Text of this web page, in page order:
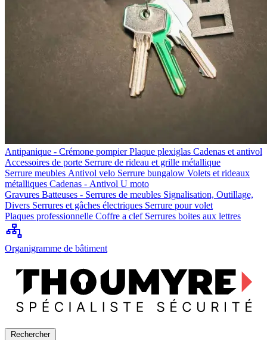
Antipanique - Crémone pompierPlaque plexiglas Cadenas et antivol
Accessoires de porte Serrure de rideau et grille métallique
Serrure meubles Antivol velo Serrure bungalow Volets et rideaux
métalliques Cadenas - Antivol U moto
Gravures Batteuses - Serrures de meubles Signalisation, Outillage,
Divers Serrures et gâches électriques Serrure pour volet
Plaques professionnelle Coffre a clef Serrures boites aux lettres
Organigramme de bâtiment
Rechercher